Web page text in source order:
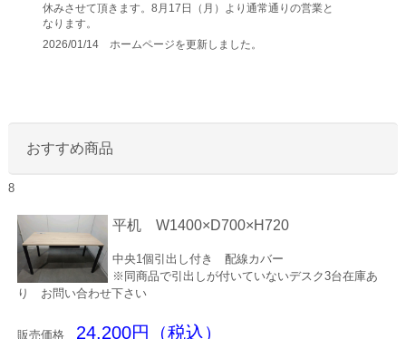
休みさせて頂きます。8月17日（月）より通常通りの営業と
なります。
2026/01/14 ホームページを更新しました。
おすすめ商品
8
平机 W1400×D700×H720
中央1個引出し付き 配線カバー
※同商品で引出しが付いていないデスク3台在庫あ
り お問い合わせ下さい
販売価格 24,200円（税込）